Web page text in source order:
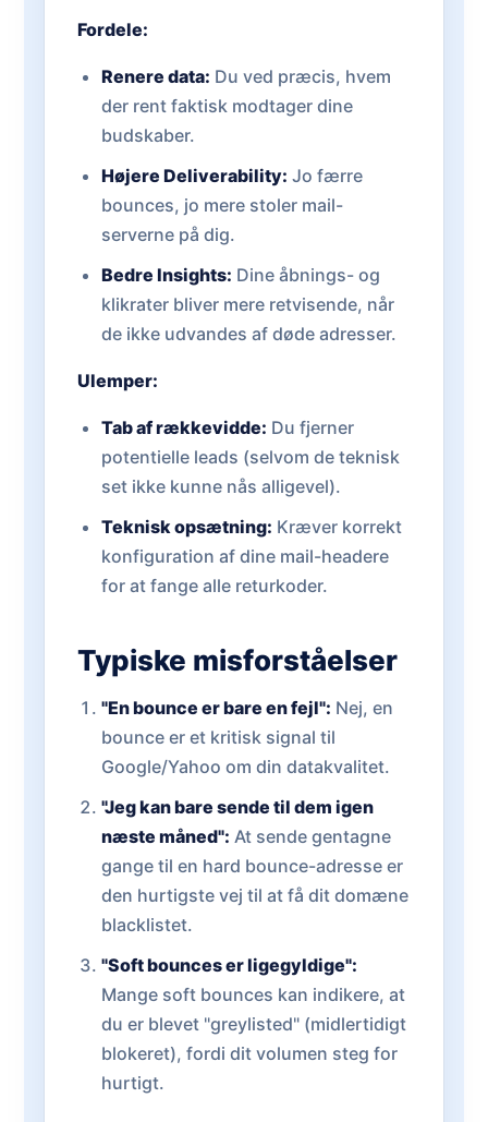
Fordele:
Renere data: Du ved præcis, hvem
der rent faktisk modtager dine
budskaber.
Højere Deliverability: Jo færre
bounces, jo mere stoler mail-
serverne på dig.
Bedre Insights: Dine åbnings- og
klikrater bliver mere retvisende, når
de ikke udvandes af døde adresser.
Ulemper:
Tab af rækkevidde: Du fjerner
potentielle leads (selvom de teknisk
set ikke kunne nås alligevel).
Teknisk opsætning: Kræver korrekt
konfiguration af dine mail-headere
for at fange alle returkoder.
Typiske misforståelser
"En bounce er bare en fejl": Nej, en
bounce er et kritisk signal til
Google/Yahoo om din datakvalitet.
"Jeg kan bare sende til dem igen
næste måned": At sende gentagne
gange til en hard bounce-adresse er
den hurtigste vej til at få dit domæne
blacklistet.
"Soft bounces er ligegyldige":
Mange soft bounces kan indikere, at
du er blevet "greylisted" (midlertidigt
blokeret), fordi dit volumen steg for
hurtigt.